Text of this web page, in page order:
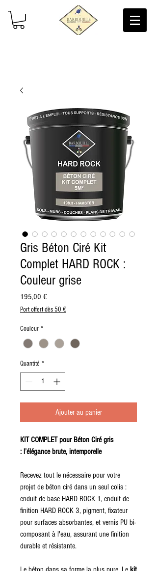
Gris Béton Ciré Kit
Complet HARD ROCK :
Couleur grise
195,00 €Prix
Port offert dès 50 €
Couleur *
Quantité *
Ajouter au panier
KIT COMPLET pour Béton Ciré gris
: l’élégance brute, intemporelle
Recevez tout le nécessaire pour votre
projet de béton ciré dans un seul colis :
enduit de base HARD ROCK 1, enduit de
finition HARD ROCK 3, pigment, fixateur
pour surfaces absorbantes, et vernis PU bi-
composant à l'eau, assurant une finition
durable et résistante.